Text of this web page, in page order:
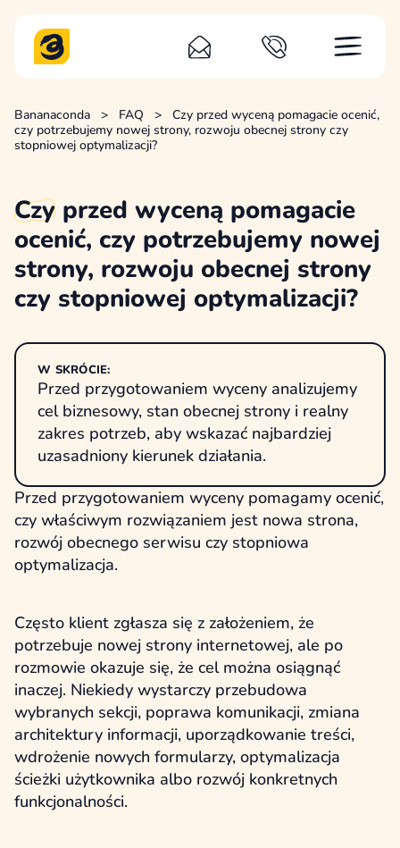
Bananaconda > FAQ >
Czy przed wyceną pomagacie ocenić,
czy potrzebujemy nowej strony, rozwoju obecnej strony czy
stopniowej optymalizacji?
Czy przed wyceną pomagacie
ocenić, czy potrzebujemy nowej
strony, rozwoju obecnej strony
czy stopniowej optymalizacji?
W SKRÓCIE:
Przed przygotowaniem wyceny analizujemy
cel biznesowy, stan obecnej strony i realny
zakres potrzeb, aby wskazać najbardziej
uzasadniony kierunek działania.
Przed przygotowaniem wyceny pomagamy ocenić,
czy właściwym rozwiązaniem jest nowa strona,
rozwój obecnego serwisu czy stopniowa
optymalizacja.
Często klient zgłasza się z założeniem, że
potrzebuje nowej strony internetowej, ale po
rozmowie okazuje się, że cel można osiągnąć
inaczej. Niekiedy wystarczy przebudowa
wybranych sekcji, poprawa komunikacji, zmiana
architektury informacji, uporządkowanie treści,
wdrożenie nowych formularzy, optymalizacja
ścieżki użytkownika albo rozwój konkretnych
funkcjonalności.